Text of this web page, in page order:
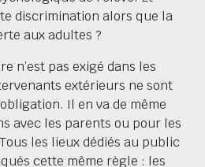
discrimination alors que la
aux adultes ?
n’est pas exigé dans les
extérieurs ne sont
Il en va de même
avec les parents ou pour les
les lieux dédiés au public
cette même règle : les